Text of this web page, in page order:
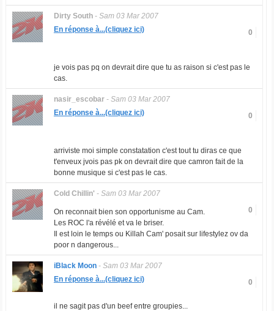
Dirty South- Sam 03 Mar 2007
0
En réponse à...(cliquez ici)
je vois pas pq on devrait dire que tu as raison si c'est pas le
cas.
nasir_escobar- Sam 03 Mar 2007
0
En réponse à...(cliquez ici)
arriviste moi simple constatation c'est tout tu diras ce que
t'enveux jvois pas pk on devrait dire que camron fait de la
bonne musique si c'est pas le cas.
Cold Chillin' - Sam 03 Mar 2007
0
On reconnait bien son opportunisme au Cam.
Les ROC l'a révélé et va le briser.
Il est loin le temps ou Killah Cam' posait sur lifestylez ov da
poor n dangerous...
iBlack Moon - Sam 03 Mar 2007
0
En réponse à...(cliquez ici)
il ne sagit pas d'un beef entre groupies...